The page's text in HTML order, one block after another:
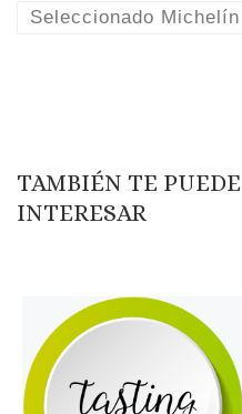
Seleccionado Michelín
TAMBIÉN TE PUEDE
INTERESAR